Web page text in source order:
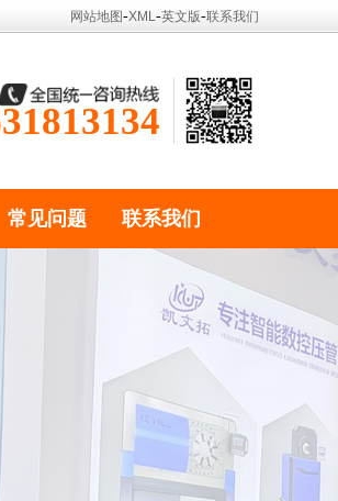
网站地图-XML-英文版-联系我们
常见问题 联系我们